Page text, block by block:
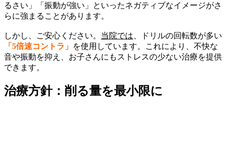
るさい」「振動が強い」といったネガティブなイメージがさ
らに強まることがあります。
しかし、ご安心ください。 当院では 、ドリルの回転数が多い
「5倍速コントラ」 を使用しています。これにより、不快な
音や振動を抑え、お子さんにもストレスの少ない治療を提供
できます。
治療方針：削る量を最小限に